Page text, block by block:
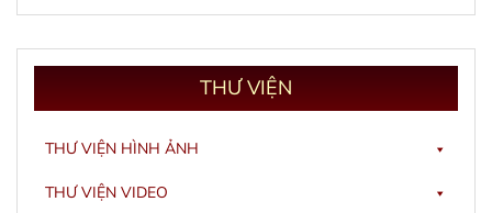
THƯVIỆN
THƯ VIỆN HÌNH ẢNH
THƯ VIỆN VIDEO